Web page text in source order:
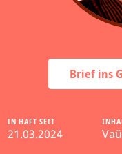
Brief ins
IN HAFT SEIT
21.03.2024